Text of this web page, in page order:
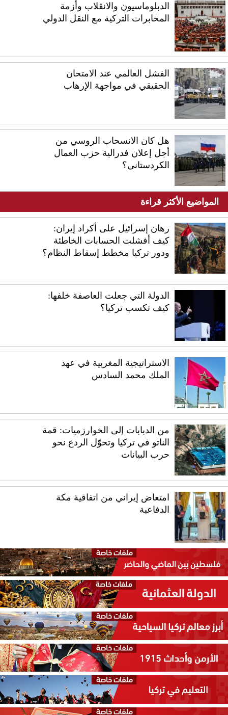
الدبلوماسيون والانقلاب وأزمة
المخابرات التركية مع النقل الدولي
الفشل العالمي عند الامتحان
الحقيقي في مواجهة الإرهاب
هل كان الانسحاب الروسي من
أجل إعلان فدرالية حزب العمال
الكردستاني؟
المواضيع الأكثر قراءة
رهان إسرائيل على أكراد إيران:
كيف أفشلت الحسابات الخاطئة
ودور تركيا مخطط إسقاط النظام؟
الدولة التي جعلت العاصفة خلفها:
كيف تكسب تركيا؟
الاستراتيجية المغربية في عهد
الملك محمد السادس
من الدبابات إلى الخوارزميات: قمة
الناتو في تركيا وتحوّل الردع نحو
حرب البيانات
امتعاض إيراني من اتفاقية مكة
الدفاعية